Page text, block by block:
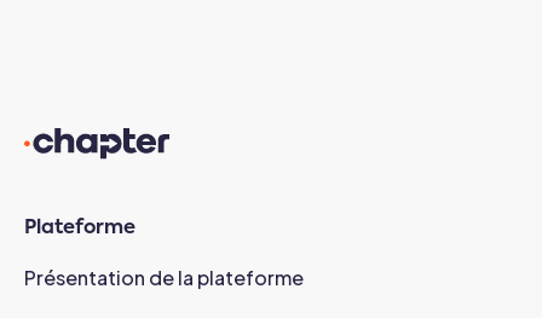
Plateforme
Présentation de la plateforme